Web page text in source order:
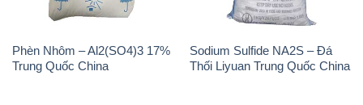
Phèn Nhôm – Al2(SO4)3 17%
Trung Quốc China
Sodium Sulfide NA2S – Đá
Thối Liyuan Trung Quốc China